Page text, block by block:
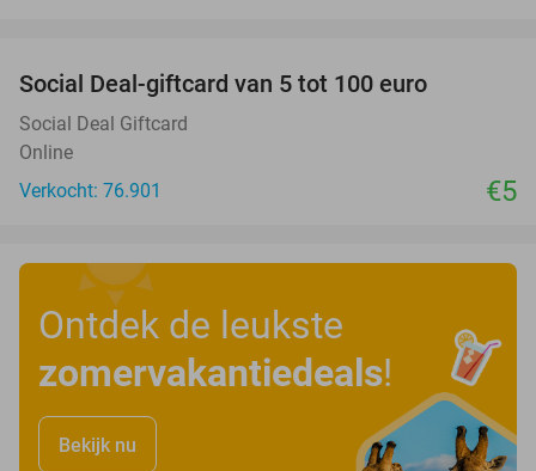
Social Deal-giftcard van 5 tot 100 euro
Social Deal Giftcard
Online
Verkocht: 76.901
€5
Ontdek de leukste
zomervakantiedeals!
Bekijk nu